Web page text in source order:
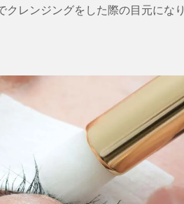
クレンジングをした際の目元になり